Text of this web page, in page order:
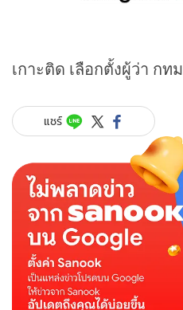
เกาะติด เลือกตั้งผู้ว่า กทม
แชร์